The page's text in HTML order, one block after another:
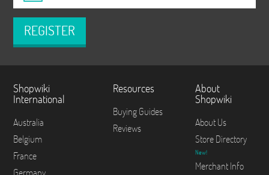
REGISTER
Shopwiki
International
Australia
Belgium
France
Germany
Resources
Buying Guides
Reviews
About
Shopwiki
About Us
Store Directory
New!
Merchant Info